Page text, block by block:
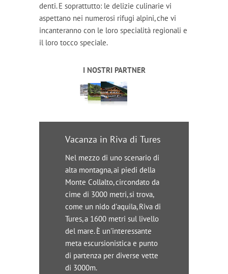
denti. E soprattutto: le delizie culinarie vi
aspettano nei numerosi rifugi alpini, che vi
incanteranno con le loro specialità regionali e
il loro tocco speciale.
I NOSTRI PARTNER
Vacanza in Riva di Tures
Nel mezzo di uno scenario di
alta montagna, ai piedi della
Monte Collalto, circondato da
cime di 3000 metri, si trova,
come un nido d'aquila, Riva di
Tures, a 1600 metri sul livello
del mare. È un'interessante
meta escursionistica e punto
di partenza per diverse vette
di 3000m.